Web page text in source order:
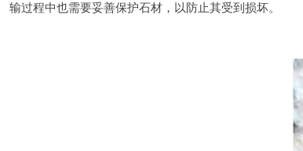
输过程中也需要妥善保护石材，以防止其受到损坏。